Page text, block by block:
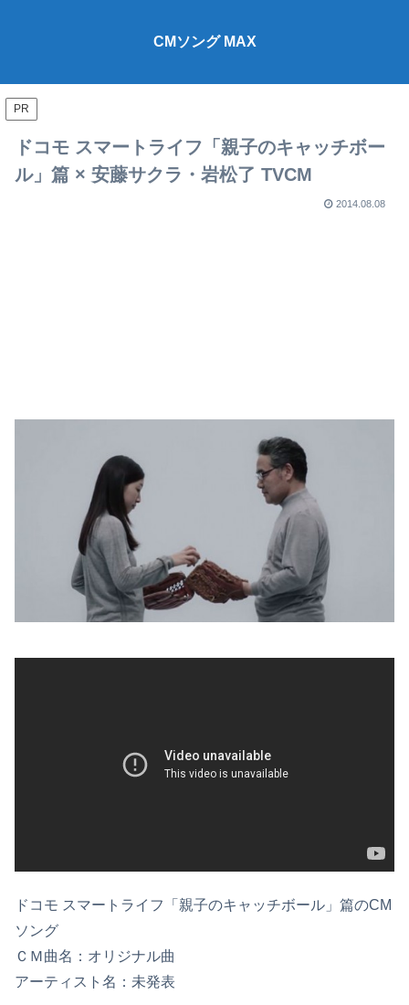
CMソング MAX
PR
ドコモ スマートライフ「親子のキャッチボー
ル」篇 × 安藤サクラ・岩松了 TVCM
2014.08.08
ドコモ スマートライフ「親子のキャッチボール」篇のCM
ソング
ＣＭ曲名：オリジナル曲
アーティスト名：未発表